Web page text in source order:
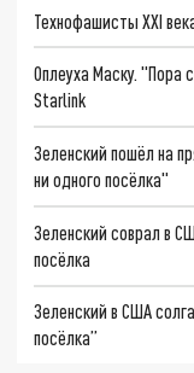
Технофашисты XXI
Оплеуха Маску. "Пора
Starlink
Зеленский пошёл на
ни одного посёлка"
Зеленский соврал в
посёлка
Зеленский в США
посёлка”